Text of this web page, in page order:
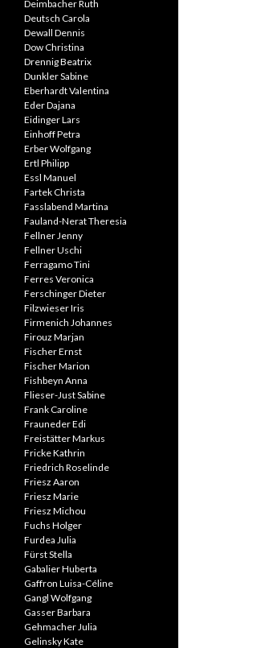
Deimbacher Ruth
Deutsch Carola
Dewall Dennis
Dow Christina
Drennig Beatrix
Dunkler Sabine
Eberhardt Valentina
Eder Dajana
Eidinger Lars
Einhoff Petra
Erber Wolfgang
Ertl Philipp
Essl Manuel
Fartek Christa
Fasslabend Martina
Fauland-Nerat Theresia
Fellner Jenny
Fellner Uschi
Ferragamo Tini
Ferres Veronica
Ferschinger Dieter
Filzwieser Iris
Firmenich Johannes
Firouz Marjan
Fischer Ernst
Fischer Marion
Fishbeyn Anna
Flieser-Just Sabine
Frank Caroline
Frauneder Edi
Freistätter Markus
Fricke Kathrin
Friedrich Roselinde
Friesz Aaron
Friesz Marie
Friesz Michou
Fuchs Holger
Furdea Julia
Fürst Stella
Gabalier Huberta
Gaffron Luisa-Céline
Gangl Wolfgang
Gasser Barbara
Gehmacher Julia
Gelinsky Kate